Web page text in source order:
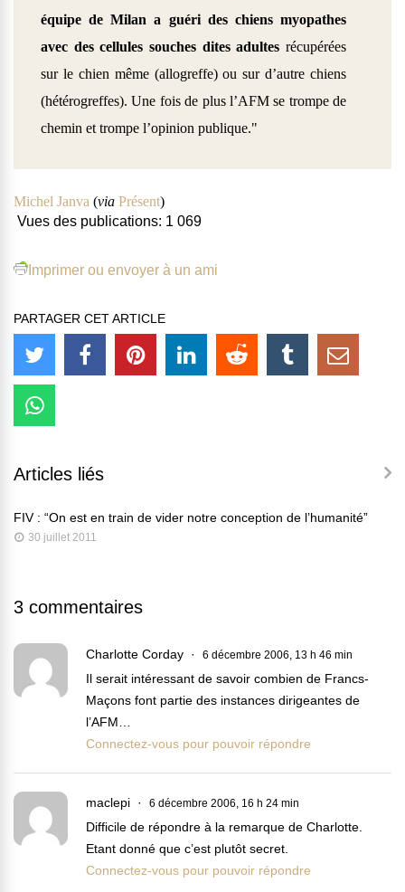
équipe de Milan a guéri des chiens myopathes
avec des cellules souches dites adultes récupérées
sur le chien même (allogreffe) ou sur d’autre chiens
(hétérogreffes). Une fois de plus l’AFM se trompe de
chemin et trompe l’opinion publique."
Michel Janva (via Présent)
Vues des publications: 1 069
Imprimer ou envoyer à un ami
PARTAGER CET ARTICLE
Articles liés
FIV : “On est en train de vider notre conception de l’humanité”
30 juillet 2011
3 commentaires
Charlotte Corday 6 décembre 2006, 13 h 46 min
Il serait intéressant de savoir combien de Francs-
Maçons font partie des instances dirigeantes de
l’AFM…
Connectez-vous pour pouvoir répondre
maclepi 6 décembre 2006, 16 h 24 min
Difficile de répondre à la remarque de Charlotte.
Etant donné que c’est plutôt secret.
Connectez-vous pour pouvoir répondre